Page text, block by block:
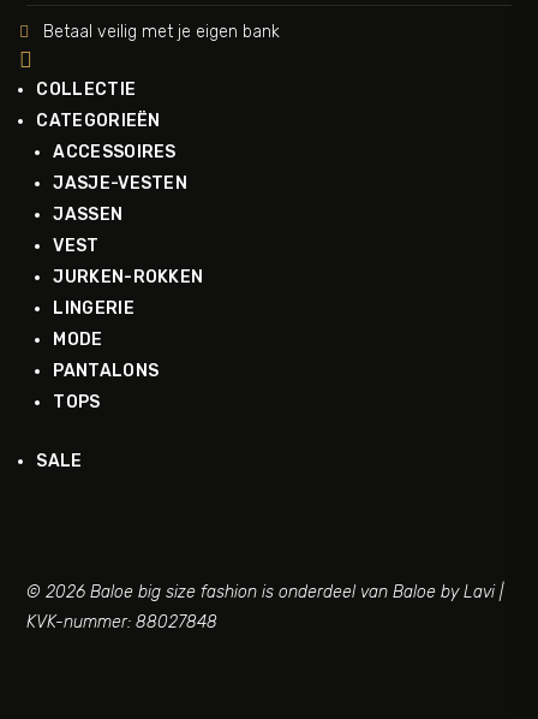
 Betaal veilig met je eigen bank

COLLECTIE
CATEGORIEËN
ACCESSOIRES
JASJE-VESTEN
JASSEN
VEST
JURKEN-ROKKEN
LINGERIE
MODE
PANTALONS
TOPS
SALE
© 2026 Baloe big size fashion is onderdeel van Baloe by Lavi |
KVK-nummer: 88027848